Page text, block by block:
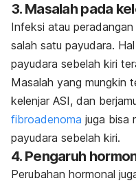
3. Masalah pada
Infeksi atau
salah satu payudara.
payudara sebelah kiri
Masalah yang mungkin
kelenjar ASI, dan
fibroadenoma juga bisa
payudara sebelah kiri.
4. Pengaruh
Perubahan hormonal